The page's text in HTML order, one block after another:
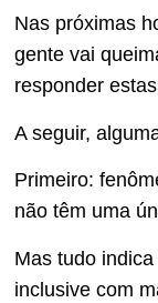
Nas próximas
gente vai
responder
A seguir,
Primeiro:
não têm uma
Mas tudo
inclusive com